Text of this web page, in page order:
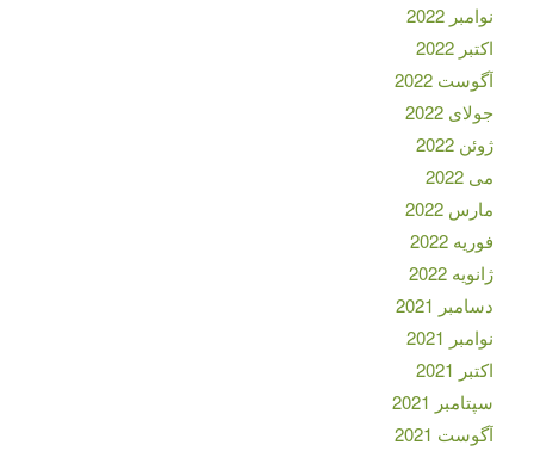
نوامبر 2022
اکتبر 2022
آگوست 2022
جولای 2022
ژوئن 2022
می 2022
مارس 2022
فوریه 2022
ژانویه 2022
دسامبر 2021
نوامبر 2021
اکتبر 2021
سپتامبر 2021
آگوست 2021